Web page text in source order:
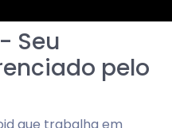
Seu
pelo